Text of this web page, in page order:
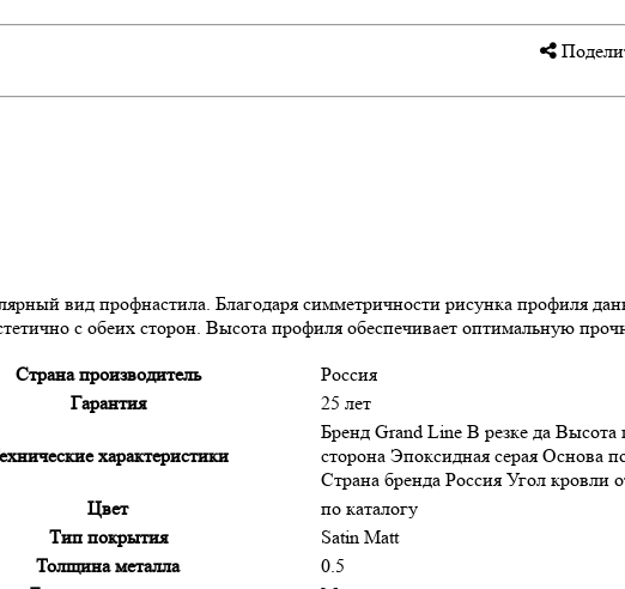
вид профнастила. Благодаря симметричности рисунка профиля
с обеих сторон. Высота профиля обеспечивает оптимальную
Страна производитель
Россия
Гарантия
25 лет
характеристики
Бренд Grand Line В резке да
сторона Эпоксидная серая
Страна бренда Россия Угол кровли
Цвет
по каталогу
Тип покрытия
Satin Matt
Толщина металла
0.5